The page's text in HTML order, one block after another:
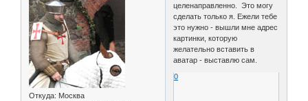
Откуда: Москва
целенаправленно. Это могу
сделать только я. Ежели тебе
это нужно - вышли мне адрес
картинки, которую
желательно вставить в
аватар - выставлю сам.
0